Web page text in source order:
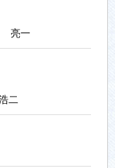
亮一
二